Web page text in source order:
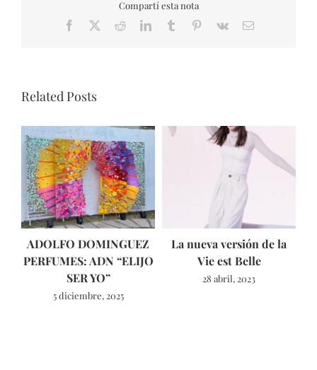
Compartí esta nota
Facebook RedditLinkedInTumblr Pinterest
Vk Email
Related Posts
ADOLFO DOMINGUEZ
PERFUMES: ADN “ELIJO
SER YO”
5 diciembre, 2025
La nueva versión de la
Vie est Belle
28 abril, 2023